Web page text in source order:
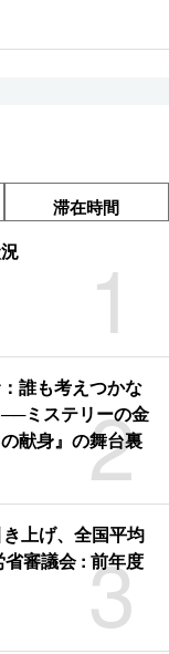
滞在時間
1
2
誰も考えつかな
ミステリーの金
献身』の舞台裏
3
上げ、全国平均
審議会 : 前年度